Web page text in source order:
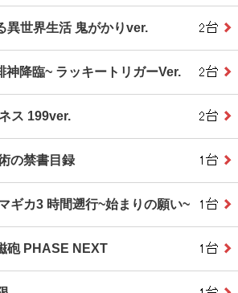
異世界生活 鬼がかりver.
神降臨~ ラッキートリガーVer.
ス 199ver.
の禁書目録
ギカ3 時間遡行~始まりの願い~
砲 PHASE NEXT